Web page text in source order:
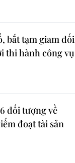
bắt tạm giam đối
thi hành công vụ
đối tượng về
đoạt tài sản